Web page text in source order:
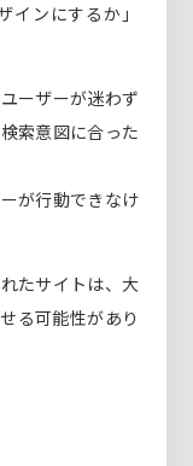
インにするか」
ーザーが迷わず
索意図に合った
が行動できなけ
たサイトは、大
る可能性があり